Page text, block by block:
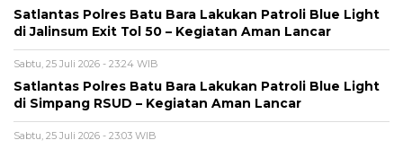
Satlantas Polres Batu Bara Lakukan Patroli Blue Light
di Jalinsum Exit Tol 50 – Kegiatan Aman Lancar
Sabtu, 25 Juli 2026 - 23:24 WIB
Satlantas Polres Batu Bara Lakukan Patroli Blue Light
di Simpang RSUD – Kegiatan Aman Lancar
Sabtu, 25 Juli 2026 - 23:03 WIB